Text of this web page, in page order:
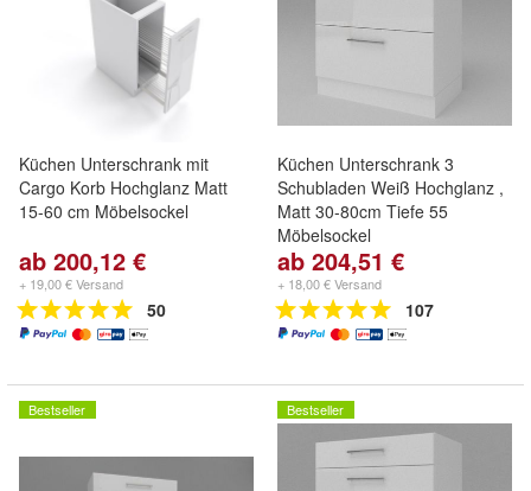
Küchen Unterschrank mit
Cargo Korb Hochglanz Matt
15-60 cm Möbelsockel
ab 200,12 €
+ 19,00 € Versand
50
Küchen Unterschrank 3
Schubladen Weiß Hochglanz ,
Matt 30-80cm Tiefe 55
Möbelsockel
ab 204,51 €
+ 18,00 € Versand
107
Bestseller Bestseller